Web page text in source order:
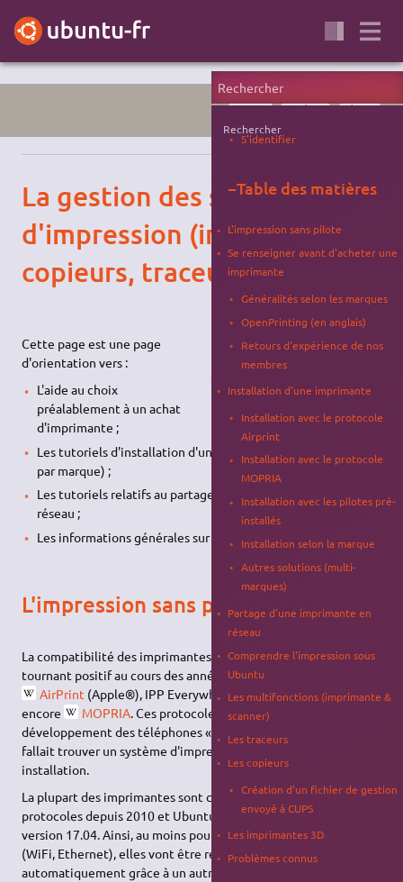
PORTAIL MATÉRIEL RÉSEAU
La gestion des systèmes
d'impression (imprimantes,
copieurs, traceurs, …)
Cette page est une page
d'orientation vers :
L'aide au choix
préalablement à un achat
d'imprimante ;
Les tutoriels d'installation d'une imprimante (génériques ou
par marque) ;
Les tutoriels relatifs au partage d'une imprimante sur un
réseau ;
Les informations générales sur l'impression sous Ubuntu.
L'impression sans pilote
La compatibilité des imprimantes avec Ubuntu a suivi un
tournant positif au cours des années 2010 grâce aux protocoles
AirPrint (Apple®), IPP Everywhere® (voir pageCUPS) ou
encore
MOPRIA. Ces protocoles sont la conséquence du
développement des téléphones « intelligents » pour lesquels il
fallait trouver un système d'impression d'accès simple sans
installation.
La plupart des imprimantes sont compatibles avec ces
protocoles depuis 2010 et Ubuntu l'a intégré à partir de la
version 17.04. Ainsi, au moins pour les imprimantes réseaux
(WiFi, Ethernet), elles vont être repérée sur le réseau
automatiquement grâce à un autre protocole, Avahi (Zeroconf /
Rechercher
S'identifier
−Table des matières
L'impression sans pilote
Se renseigner avant d'acheter une
imprimante
Généralités selon les marques
OpenPrinting (en anglais)
Retours d'expérience de nos
membres
Installation d'une imprimante
Installation avec le protocole
Airprint
Installation avec le protocole
MOPRIA
Installation avec les pilotes pré-
installés
Installation selon la marque
Autres solutions (multi-
marques)
Partage d'une imprimante en
réseau
Comprendre l'impression sous
Ubuntu
Les multifonctions (imprimante &
scanner)
Les traceurs
Les copieurs
Création d'un fichier de gestion
envoyé à CUPS
Les imprimantes 3D
Problèmes connus